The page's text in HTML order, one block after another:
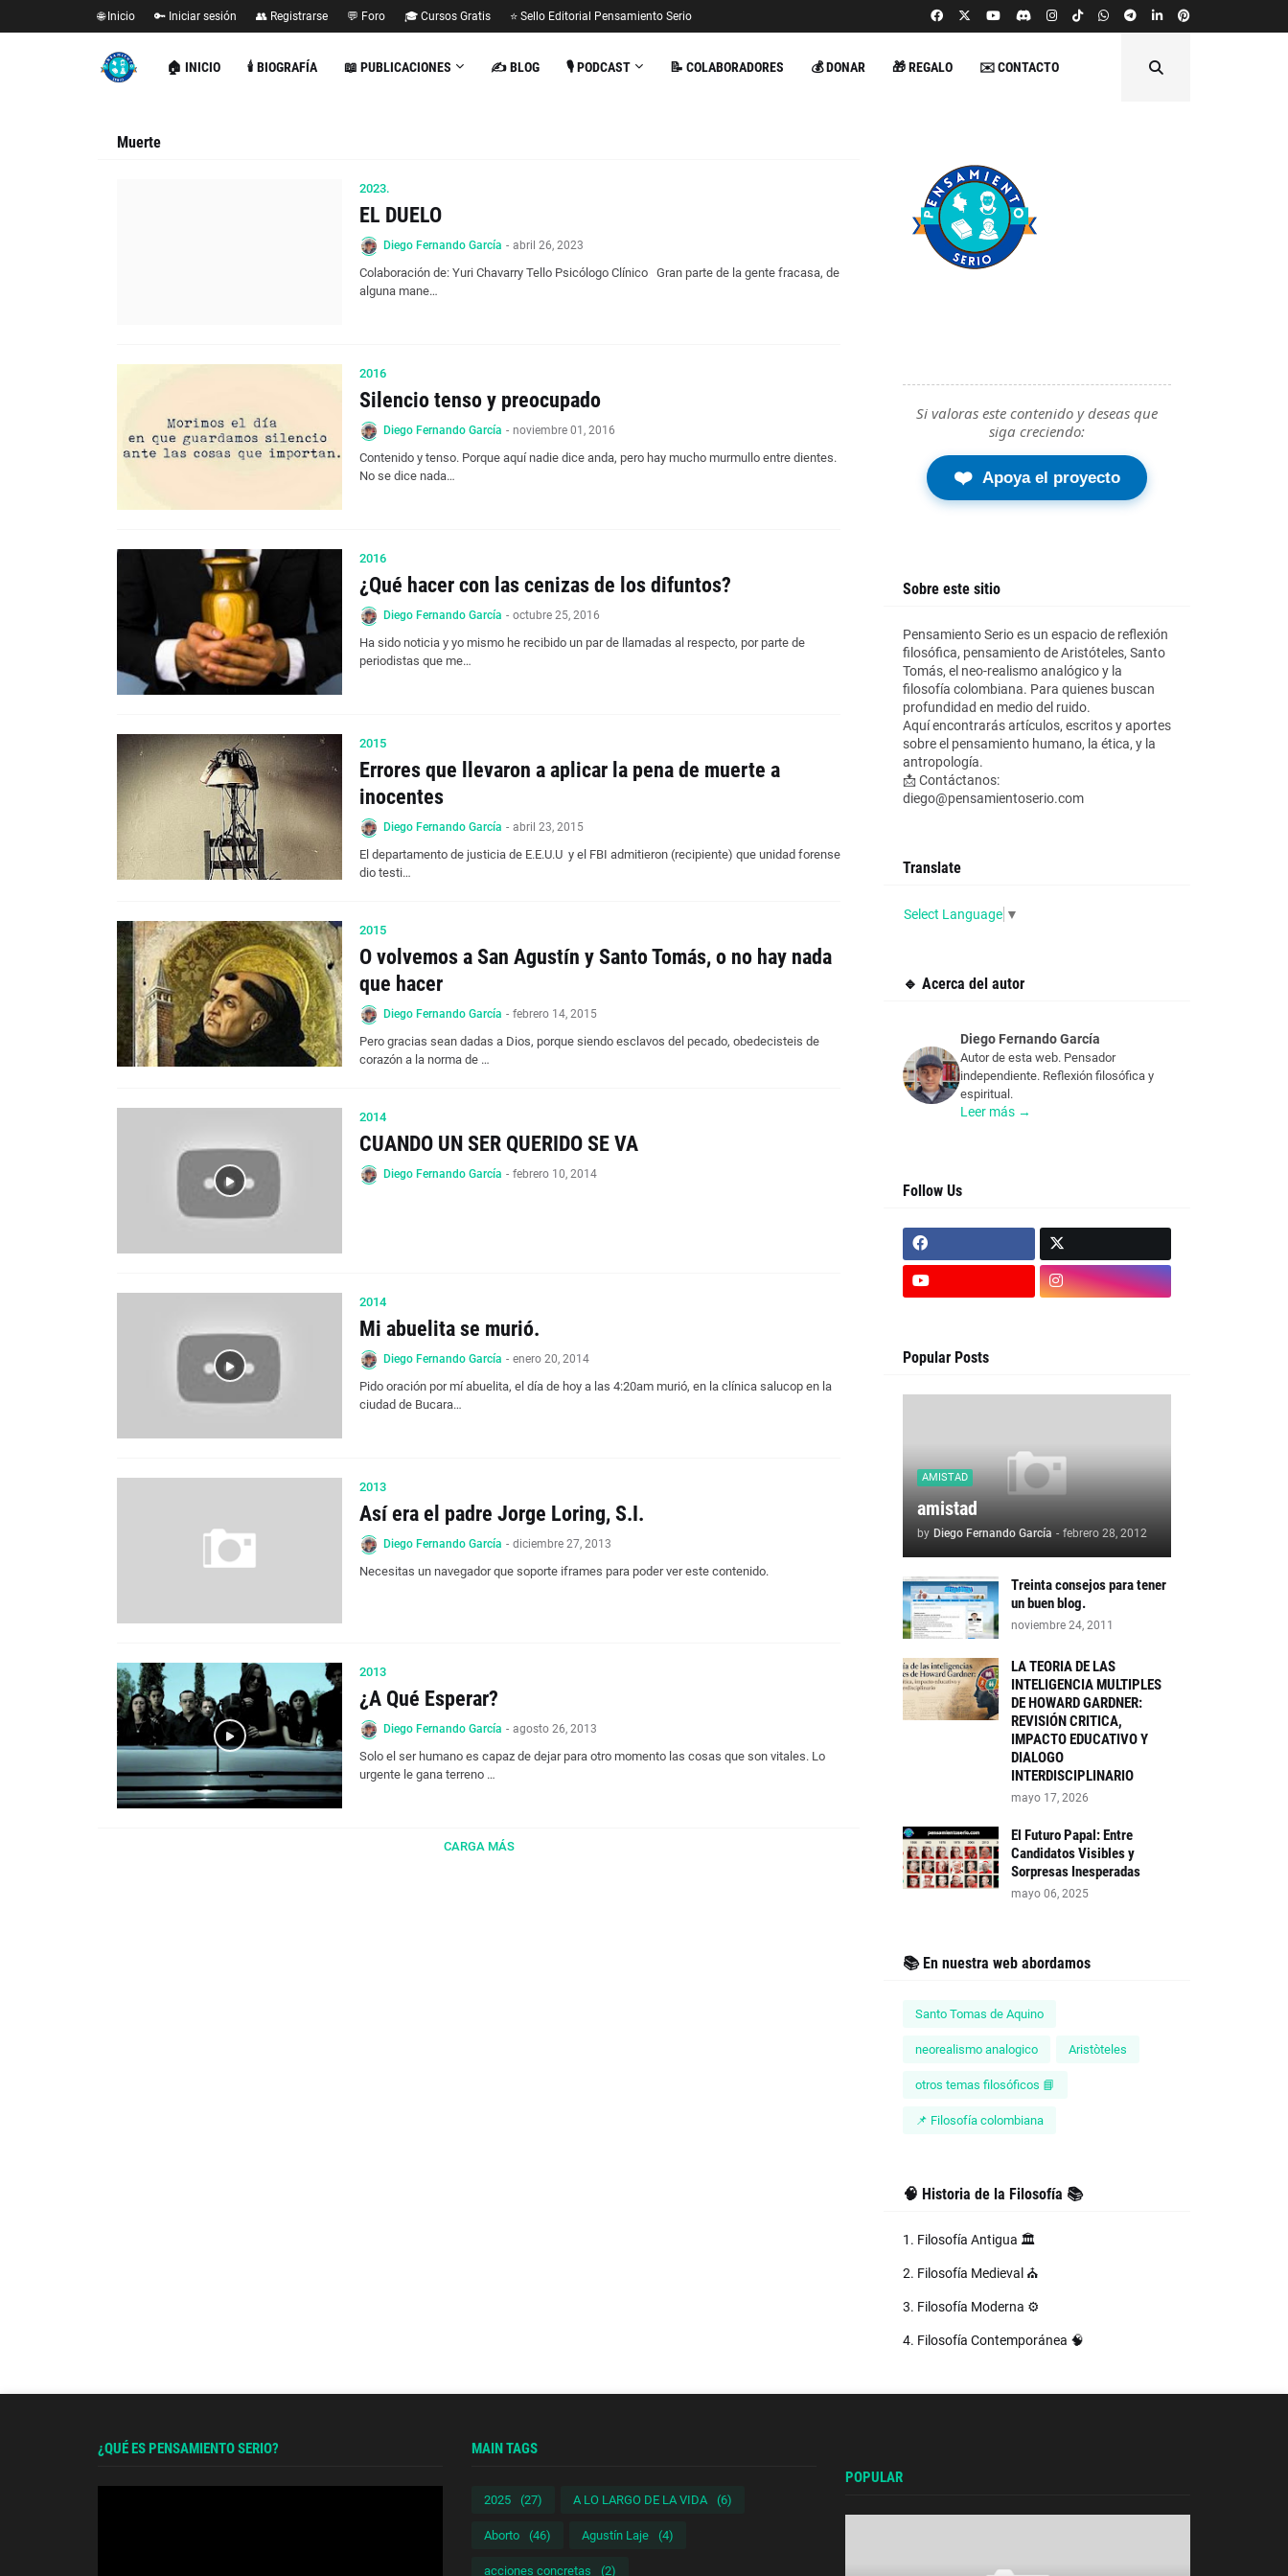
🌐 Inicio 🔑 Iniciar sesión 👥 Registrarse 💬 Foro 🎓 Cursos Gratis ⭐ Sello Editorial Pensamiento Serio
🏠 INICIO 🕯️ BIOGRAFÍA 📖 PUBLICACIONES ✍️ BLOG 🎙️ PODCAST 📝 COLABORADORES 💰 DONAR 🎁 REGALO ✉️ CONTACTO
Muerte
2023.
EL DUELO
Diego Fernando García - abril 26, 2023
Colaboración de: Yuri Chavarry Tello Psicólogo Clínico Gran parte de la gente fracasa, de
alguna mane…
2016
Silencio tenso y preocupado
Diego Fernando García - noviembre 01, 2016
Contenido y tenso. Porque aquí nadie dice anda, pero hay mucho murmullo entre dientes.
No se dice nada…
2016
¿Qué hacer con las cenizas de los difuntos?
Diego Fernando García - octubre 25, 2016
Ha sido noticia y yo mismo he recibido un par de llamadas al respecto, por parte de
periodistas que me…
2015
Errores que llevaron a aplicar la pena de muerte a
inocentes
Diego Fernando García - abril 23, 2015
El departamento de justicia de E.E.U.U y el FBI admitieron (recipiente) que unidad forense
dio testi…
2015
O volvemos a San Agustín y Santo Tomás, o no hay nada
que hacer
Diego Fernando García - febrero 14, 2015
Pero gracias sean dadas a Dios, porque siendo esclavos del pecado, obedecisteis de
corazón a la norma de …
2014
CUANDO UN SER QUERIDO SE VA
Diego Fernando García - febrero 10, 2014
2014
Mi abuelita se murió.
Diego Fernando García - enero 20, 2014
Pido oración por mí abuelita, el día de hoy a las 4:20am murió, en la clínica salucop en la
ciudad de Bucara…
2013
Así era el padre Jorge Loring, S.I.
Diego Fernando García - diciembre 27, 2013
Necesitas un navegador que soporte iframes para poder ver este contenido.
2013
¿A Qué Esperar?
Diego Fernando García - agosto 26, 2013
Solo el ser humano es capaz de dejar para otro momento las cosas que son vitales. Lo
urgente le gana terreno …
CARGA MÁS
Si valoras este contenido y deseas que
siga creciendo:
❤️ Apoya el proyecto
Sobre este sitio
Pensamiento Serio es un espacio de reflexión
filosófica, pensamiento de Aristóteles, Santo
Tomás, el neo-realismo analógico y la
filosofía colombiana. Para quienes buscan
profundidad en medio del ruido.
Aquí encontrarás artículos, escritos y aportes
sobre el pensamiento humano, la ética, y la
antropología.
📩 Contáctanos:
diego@pensamientoserio.com
Translate
Select Language ▼
🔹 Acerca del autor
Diego Fernando García
Autor de esta web. Pensador
independiente. Reflexión filosófica y
espiritual.
Leer más →
Follow Us
Popular Posts
AMISTAD
amistad
by Diego Fernando García - febrero 28, 2012
Treinta consejos para tener
un buen blog.
noviembre 24, 2011
LA TEORIA DE LAS
INTELIGENCIA MULTIPLES
DE HOWARD GARDNER:
REVISIÓN CRITICA,
IMPACTO EDUCATIVO Y
DIALOGO
INTERDISCIPLINARIO
mayo 17, 2026
El Futuro Papal: Entre
Candidatos Visibles y
Sorpresas Inesperadas
mayo 06, 2025
📚 En nuestra web abordamos
Santo Tomas de Aquino
neorealismo analogico Aristòteles
otros temas filosóficos 📘
📌 Filosofía colombiana
🧠 Historia de la Filosofía 📚
1. Filosofía Antigua 🏛️
2. Filosofía Medieval ⛪
3. Filosofía Moderna ⚙️
4. Filosofía Contemporánea 🧠
¿QUÉ ES PENSAMIENTO SERIO? MAIN TAGS
2025 (27) A LO LARGO DE LA VIDA (6)
Aborto (46) Agustín Laje (4)
acciones concretas (2)
POPULAR